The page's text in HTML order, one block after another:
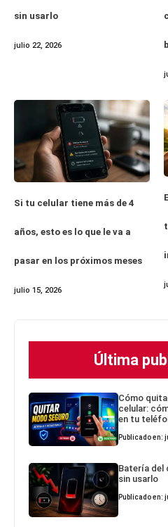
sin usarlo
julio 22, 2026
Si tu celular tiene más de 4
años, esto es lo que le va a
pasar en los próximos meses
julio 15, 2026
Última
Cómo
celular:
en tu
Publicado en:
Batería del
sin usarlo
Publicado en: